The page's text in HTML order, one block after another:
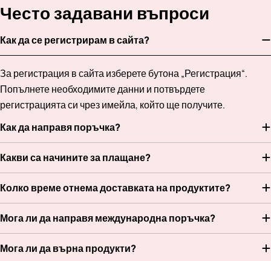
Често задавани въпроси
Как да се регистрирам в сайта?
За регистрация в сайта изберете бутона „Регистрация“.
Попълнете необходимите данни и потвърдете
регистрацията си чрез имейла, който ще получите.
Как да направя поръчка?
Какви са начините за плащане?
Колко време отнема доставката на продуктите?
Мога ли да направя международна поръчка?
Мога ли да върна продукти?